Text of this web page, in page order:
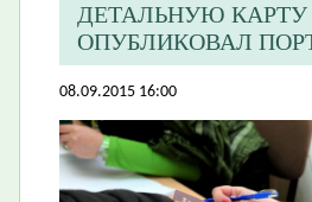
ДЕТАЛЬНУЮ
ОПУБЛИКОВАЛ
08.09.2015 16:00